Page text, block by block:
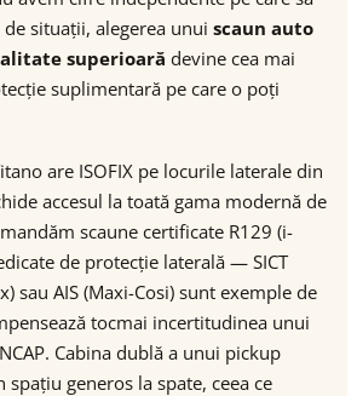
situații, alegerea unui scaun auto
superioară devine cea mai
suplimentară pe care o poți
are ISOFIX pe locurile laterale din
accesul la toată gama modernă de
scaune certificate R129 (i-
de protecție laterală — SICT
sau AIS (Maxi-Cosi) sunt exemple de
tocmai incertitudinea unui
Cabina dublă a unui pickup
spațiu generos la spate, ceea ce